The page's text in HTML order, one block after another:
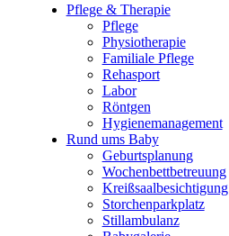
Pflege & Therapie
Pflege
Physiotherapie
Familiale Pflege
Rehasport
Labor
Röntgen
Hygienemanagement
Rund ums Baby
Geburtsplanung
Wochenbettbetreuung
Kreißsaalbesichtigung
Storchenparkplatz
Stillambulanz